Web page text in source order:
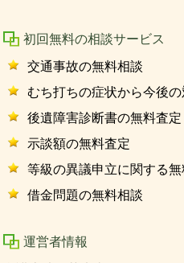
初回無料の相談サービス
交通事故の無料相談
むち打ちの症状から今後
後遺障害診断書の無料査定
示談額の無料査定
等級の異議申立に関する無
借金問題の無料相談
運営者情報